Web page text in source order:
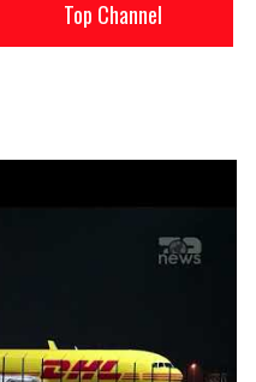
Top Channel